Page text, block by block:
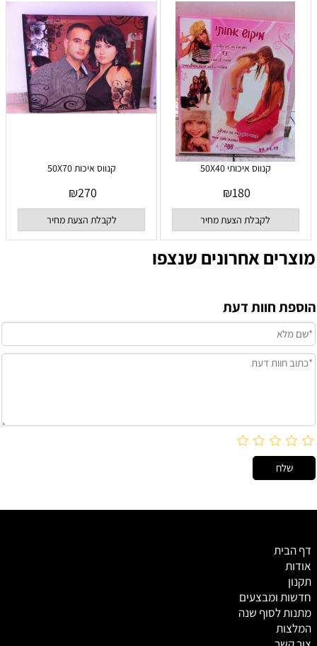
קנווס איכותי 50X40
₪180
לקבלת הצעת מחיר
קנווס איכות 50X70
₪270
לקבלת הצעת מחיר
מוצרים אחרונים שנצפו
הוספת חוות דעת
דף הבית
אודות
תקנון
חדשות ומבצעים
מתנות לסוף שנה
המלצות